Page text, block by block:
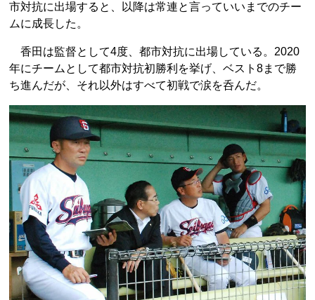
市対抗に出場すると、以降は常連と言っていいまでのチー
ムに成長した。
香田は監督として4度、都市対抗に出場している。2020
年にチームとして都市対抗初勝利を挙げ、ベスト8まで勝
ち進んだが、それ以外はすべて初戦で涙を呑んだ。